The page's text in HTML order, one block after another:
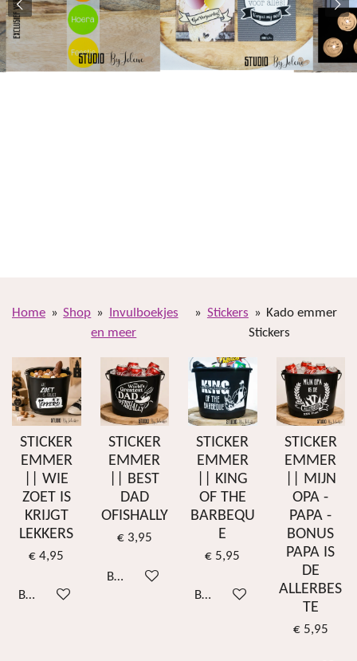
Home » Shop » Invulboekjes
en meer
» Stickers » Kado emmer
Stickers
STICKER
EMMER
|| WIE
ZOET IS
KRIJGT
LEKKERS
€ 4,95
Bekijk details
STICKER
EMMER
|| BEST
DAD
OFISHALLY
€ 3,95
Bekijk details
STICKER
EMMER
|| KING
OF THE
BARBEQU
E
€ 5,95
Bekijk details
STICKER
EMMER
|| MIJN
OPA -
PAPA -
BONUS
PAPA IS
DE
ALLERBES
TE
€ 5,95